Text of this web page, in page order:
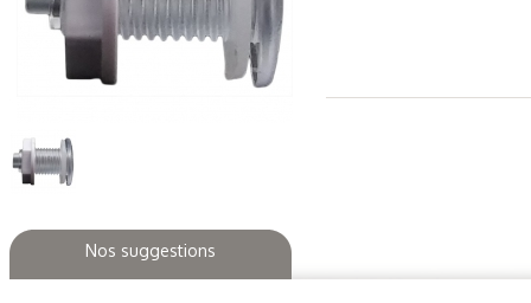
Nos suggestions